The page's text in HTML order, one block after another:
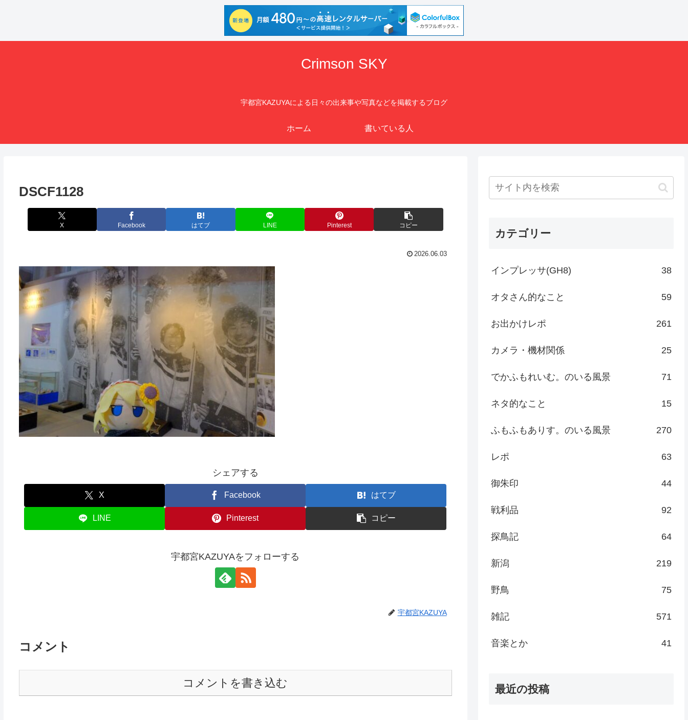
Crimson SKY
宇都宮KAZUYAによる日々の出来事や写真などを掲載するブログ
ホーム 書いている人
DSCF1128
X Facebook はてブ LINE Pinterest コピー
2026.06.03
シェアする
X Facebook はてブ
LINE Pinterest コピー
宇都宮KAZUYAをフォローする
宇都宮KAZUYA
コメント
コメントを書き込む
カテゴリー
インプレッサ(GH8) 38
オタさん的なこと 59
お出かけレポ 261
カメラ・機材関係 25
でかふもれいむ。のいる風景 71
ネタ的なこと 15
ふもふもありす。のいる風景 270
レポ 63
御朱印 44
戦利品 92
探鳥記 64
新潟 219
野鳥 75
雑記 571
音楽とか 41
最近の投稿